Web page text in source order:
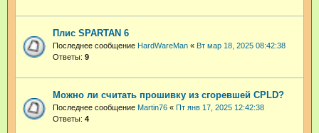
Плис SPARTAN 6
Последнее сообщение HardWareMan « Вт мар 18, 2025 08:42:38
Ответы: 9
Можно ли считать прошивку из сгоревшей CPLD?
Последнее сообщение Martin76 « Пт янв 17, 2025 12:42:38
Ответы: 4